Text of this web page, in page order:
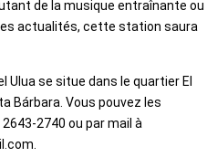
de la musique entraînante ou
actualités, cette station saura
Ulua se situe dans le quartier El
Bárbara. Vous pouvez les
2740 ou par mail à